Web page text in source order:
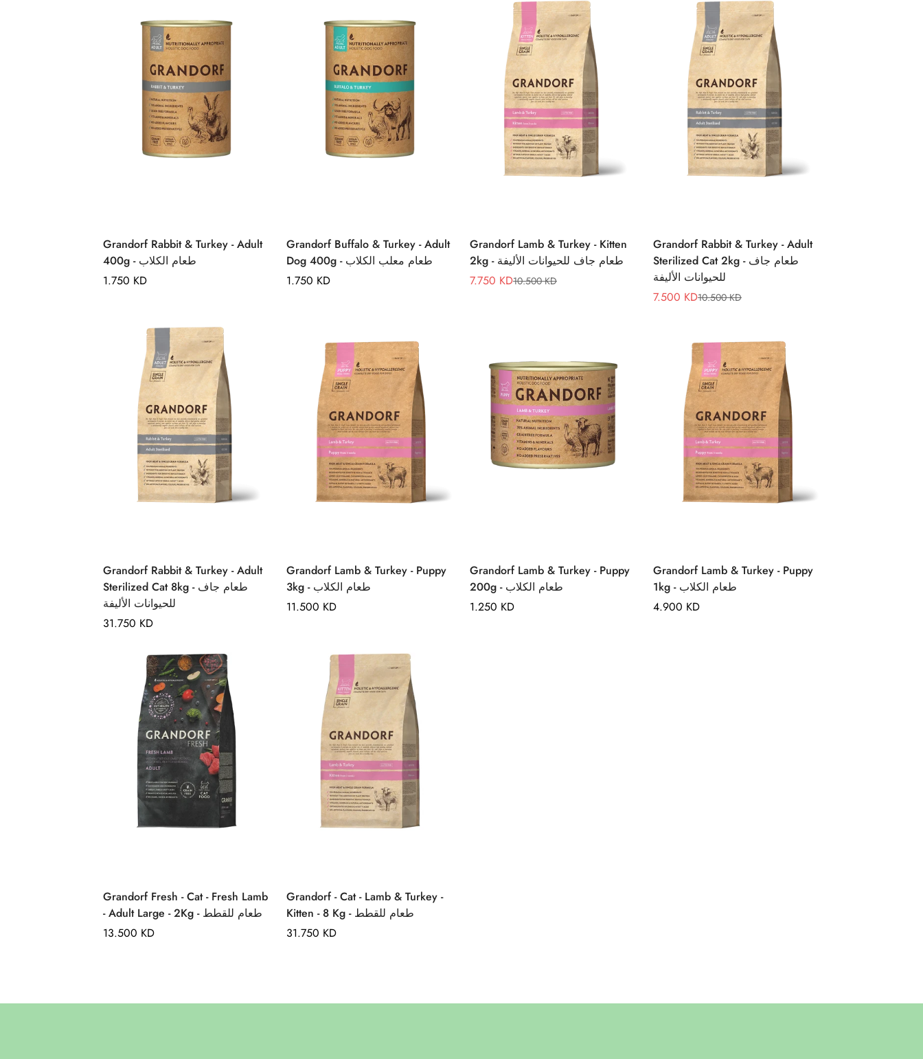
Quick Add
Grandorf Rabbit & Turkey - Adult
400g - طعام الكلاب
Regular
1.750 KD
Quick Add
Grandorf Buffalo & Turkey - Adult
Dog 400g - طعام معلب الكلاب
Regular
1.750 KD
Quick Add
Grandorf Lamb & Turkey - Kitten
2kg - طعام جاف للحيوانات الأليفة
Sale
7.750 KD
Regular 10.500 KD
Quick Add
Grandorf Rabbit & Turkey - Adult
Sterilized Cat 2kg - طعام جاف
للحيوانات الأليفة
Sale
7.500 KD
Regular
10.500 KD
Quick Add
Grandorf Rabbit & Turkey - Adult
Sterilized Cat 8kg - طعام جاف
للحيوانات الأليفة
Regular
31.750 KD
Quick Add
Grandorf Lamb & Turkey - Puppy
3kg - طعام الكلاب
Regular
11.500 KD
Quick Add
Grandorf Lamb & Turkey - Puppy
200g - طعام الكلاب
Regular
1.250 KD
Quick Add
Grandorf Lamb & Turkey - Puppy
1kg - طعام الكلاب
Regular
4.900 KD
Quick Add
Grandorf Fresh - Cat - Fresh Lamb
- Adult Large - 2Kg - طعام للقطط
Regular
13.500 KD
Quick Add
Grandorf - Cat - Lamb & Turkey -
Kitten - 8 Kg - طعام للقطط
Regular
31.750 KD